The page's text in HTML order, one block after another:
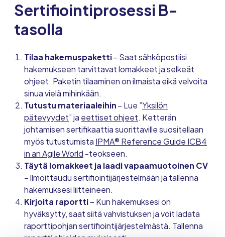
Sertifiointiprosessi B-
tasolla
Tilaa hakemuspaketti– Saat sähköpostiisi
hakemukseen tarvittavat lomakkeet ja selkeät
ohjeet. Paketin tilaaminen on ilmaista eikä velvoita
sinua vielä mihinkään.
Tutustu materiaaleihin– Lue ”Yksilön
pätevyydet” ja eettiset ohjeet. Ketterän
johtamisen sertifikaattia suorittaville suositellaan
myös tutustumista IPMA® Reference Guide ICB4
in an Agile World -teokseen.
Täytä lomakkeet ja laadi vapaamuotoinen CV
-Ilmoittaudu sertifiointijärjestelmään ja tallenna
hakemuksesi liitteineen.
Kirjoita raportti– Kun hakemuksesi on
hyväksytty, saat siitä vahvistuksen ja voit ladata
raporttipohjan sertifiointijärjestelmästä. Tallenna